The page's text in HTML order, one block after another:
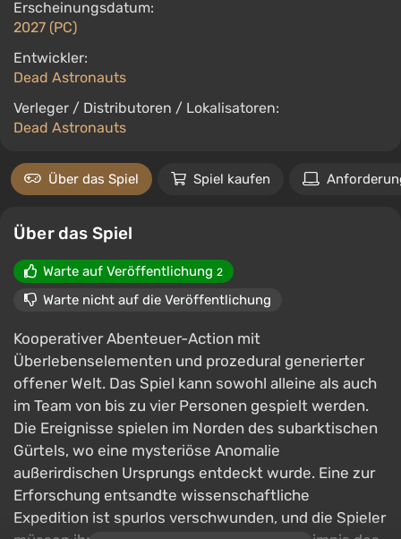
Erscheinungsdatum:
2027 (PC)
Entwickler:
Dead Astronauts
Verleger / Distributoren / Lokalisatoren:
Dead Astronauts
Über das Spiel Spiel kaufen
Über das Spiel
Warte auf Veröffentlichung 2
Warte nicht auf die Veröffentlichung
Kooperativer Abenteuer-Action mit
Überlebenselementen und prozedural generierter
offener Welt. Das Spiel kann sowohl alleine als auch
im Team von bis zu vier Personen gespielt werden.
Die Ereignisse spielen im Norden des subarktischen
Gürtels, wo eine mysteriöse Anomalie
außerirdischen Ursprungs entdeckt wurde. Eine zur
Erforschung entsandte wissenschaftliche
Expedition ist spurlos verschwunden, und die Spieler